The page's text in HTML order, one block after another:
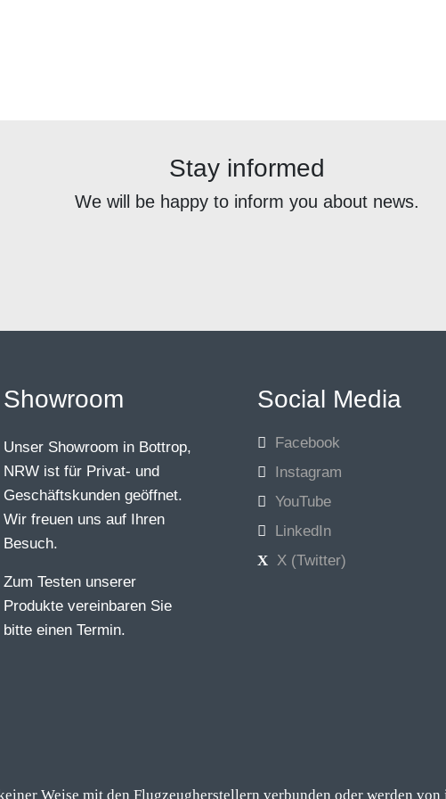
Stay informed
We will be happy to inform you about news.
Showroom
Unser Showroom in Bottrop,
NRW ist für Privat- und
Geschäftskunden geöffnet.
Wir freuen uns auf Ihren
Besuch.
Zum Testen unserer
Produkte vereinbaren Sie
bitte einen Termin.
Social Media
Facebook
Instagram
YouTube
LinkedIn
X (Twitter)
Weise mit den Flugzeugherstellern verbunden oder werden